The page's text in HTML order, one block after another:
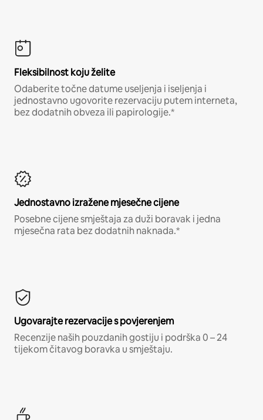
Fleksibilnost koju želite
Odaberite točne datume useljenja i iseljenja i
jednostavno ugovorite rezervaciju putem interneta,
bez dodatnih obveza ili papirologije.*
Jednostavno izražene mjesečne cijene
Posebne cijene smještaja za duži boravak i jedna
mjesečna rata bez dodatnih naknada.*
Ugovarajte rezervacije s povjerenjem
Recenzije naših pouzdanih gostiju i podrška 0 – 24
tijekom čitavog boravka u smještaju.